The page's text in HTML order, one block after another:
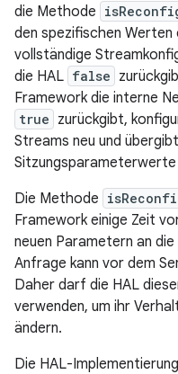
die Methode
den spezifischen
vollständige
die HAL false
Framework die interne
true zurückgibt,
Streams neu und
Die Methode
Framework einige Zeit
neuen Parametern an
Anfrage kann vor dem
Daher darf die HAL
verwenden, um ihr
ändern.
Die HAL-